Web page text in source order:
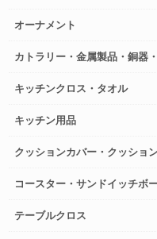
オーナメント
カトラリー・金属製品・銅器
キッチンクロス・タオル
キッチン用品
クッションカバー・クッショ
コースター・サンドイッチボ
テーブルクロス